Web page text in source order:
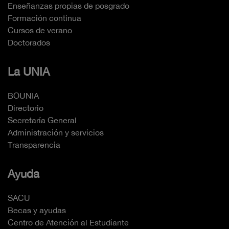
Enseñanzas propias de posgrado
Formación continua
Cursos de verano
Doctorados
La UNIA
BOUNIA
Directorio
Secretaría General
Administración y servicios
Transparencia
Ayuda
SACU
Becas y ayudas
Centro de Atención al Estudiante